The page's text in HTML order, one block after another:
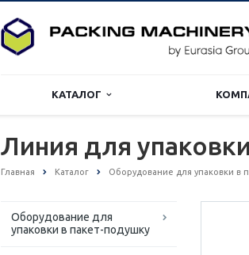
КАТАЛОГ
Линия для
Главная Каталог Оборудование для упаковки в
Оборудование для
упаковки в пакет-подушку